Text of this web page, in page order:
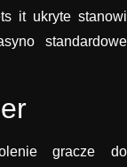
it ukryte stanowi
standardowe
gracze do